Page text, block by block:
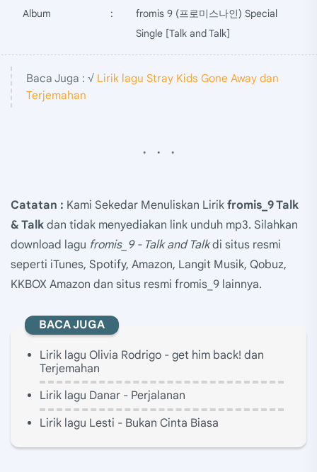
Album :
fromis 9 (프로미스나인) Special
Single [Talk and Talk]
Baca Juga : √ Lirik lagu Stray Kids Gone Away dan
Terjemahan
Catatan : Kami Sekedar Menuliskan Lirik fromis_9 Talk
& Talk dan tidak menyediakan link unduh mp3. Silahkan
download lagu fromis_9 - Talk and Talkdi situs resmi
seperti iTunes, Spotify, Amazon, Langit Musik, Qobuz,
KKBOX Amazon dan situs resmi fromis_9 lainnya.
BACA JUGA
Lirik lagu Olivia Rodrigo - get him back! dan
Terjemahan
Lirik lagu Danar - Perjalanan
Lirik lagu Lesti - Bukan Cinta Biasa